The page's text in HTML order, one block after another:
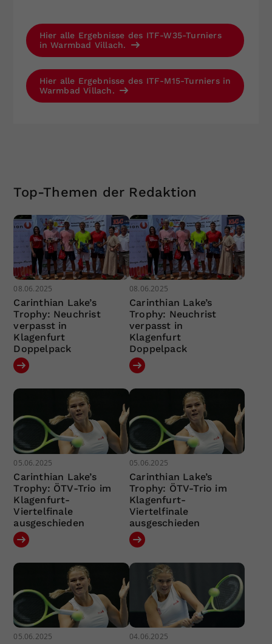
Hier alle Ergebnisse des ITF-W35-Turniers
in Warmbad Villach.
Hier alle Ergebnisse des ITF-M15-Turniers in
Warmbad Villach.
Top-Themen der Redaktion
08.06.2025
Carinthian Lake’s
Trophy: Neuchrist
verpasst in
Klagenfurt
Doppelpack
08.06.2025
Carinthian Lake’s
Trophy: Neuchrist
verpasst in
Klagenfurt
Doppelpack
05.06.2025
Carinthian Lake’s
Trophy: ÖTV-Trio im
Klagenfurt-
Viertelfinale
ausgeschieden
05.06.2025
Carinthian Lake’s
Trophy: ÖTV-Trio im
Klagenfurt-
Viertelfinale
ausgeschieden
05.06.2025 04.06.2025